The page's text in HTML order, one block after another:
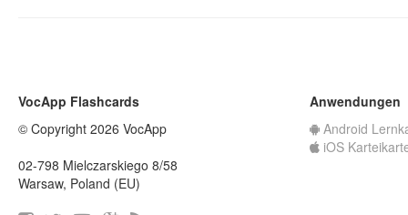
VocApp Flashcards
© Copyright 2026 VocApp
02-798 Mielczarskiego 8/58
Warsaw, Poland (EU)
Anwendungen
Android
iOS